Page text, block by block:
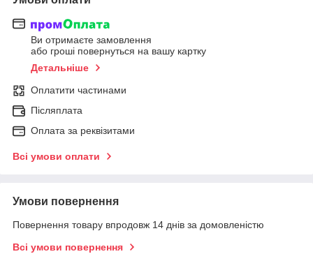
Ви отримаєте замовлення
або гроші повернуться на вашу картку
Детальніше
Оплатити частинами
Післяплата
Оплата за реквізитами
Всі умови оплати
Умови повернення
Повернення товару впродовж 14 днів за домовленістю
Всі умови повернення